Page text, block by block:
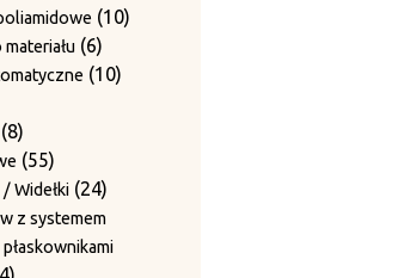
produktów
1010
66
produktów
1010
88
produktów
5555
produktów
Widełki 2424
produkty
z systemem
14